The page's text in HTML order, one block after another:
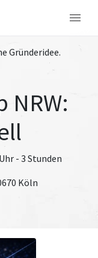
Gründeridee.
NRW:
- 3 Stunden
Köln